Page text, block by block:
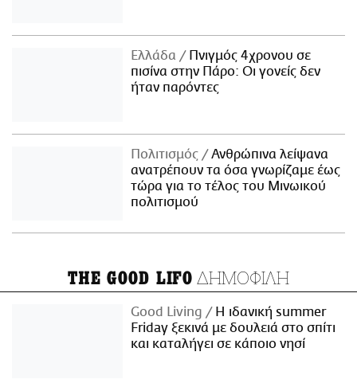
Ελλάδα
Πνιγμός 4χρονου σε
πισίνα στην Πάρο: Οι γονείς δεν
ήταν παρόντες
Πολιτισμός
Ανθρώπινα λείψανα
ανατρέπουν τα όσα γνωρίζαμε έως
τώρα για το τέλος του Μινωικού
πολιτισμού
THE GOOD LIFO ΔΗΜΟΦΙΛΗ
Good Living
Η ιδανική summer
Friday ξεκινά με δουλειά στο σπίτι
και καταλήγει σε κάποιο νησί